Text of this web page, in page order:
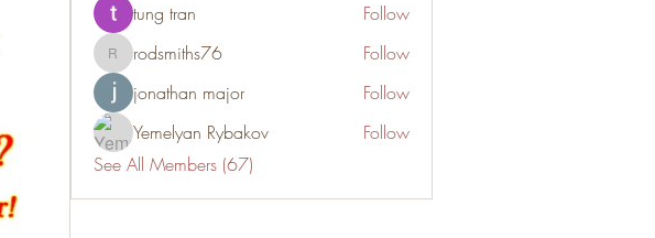
tung tran
Follow
rodsmiths76
rodsmiths76
Follow
jonathan major
Follow
Yemelyan Rybakov
Follow
See All Members (67)